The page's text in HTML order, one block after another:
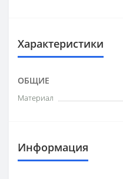
Характеристики
ОБЩИЕ
Материал
Информация